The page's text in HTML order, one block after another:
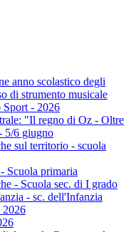
anno scolastico degli
di strumento musicale
Sport - 2026
"Il regno di Oz - Oltre
5/6 giugno
sul territorio - scuola
Scuola primaria
- Scuola sec. di I grado
- sc. dell'Infanzia
2026